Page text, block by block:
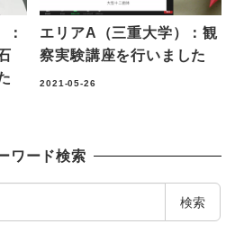
エリアA（三重大学）：観
察実験講座を行いました
2021-05-26
ワード検索
検索